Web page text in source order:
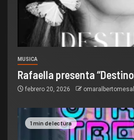
MUSICA
Rafaella presenta
febrero 20, 2026
1 min de lectura